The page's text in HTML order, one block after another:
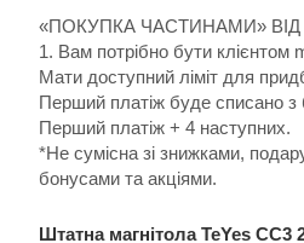
«ПОКУПКА ЧАСТИНАМИ» ВІД
1. Вам потрібно бути клієнтом
Мати доступний ліміт для
Перший платіж буде списано з
Перший платіж + 4 наступних.
*Не сумісна зі знижками,
бонусами та акціями.
Штатна магнітола TeYes CC3